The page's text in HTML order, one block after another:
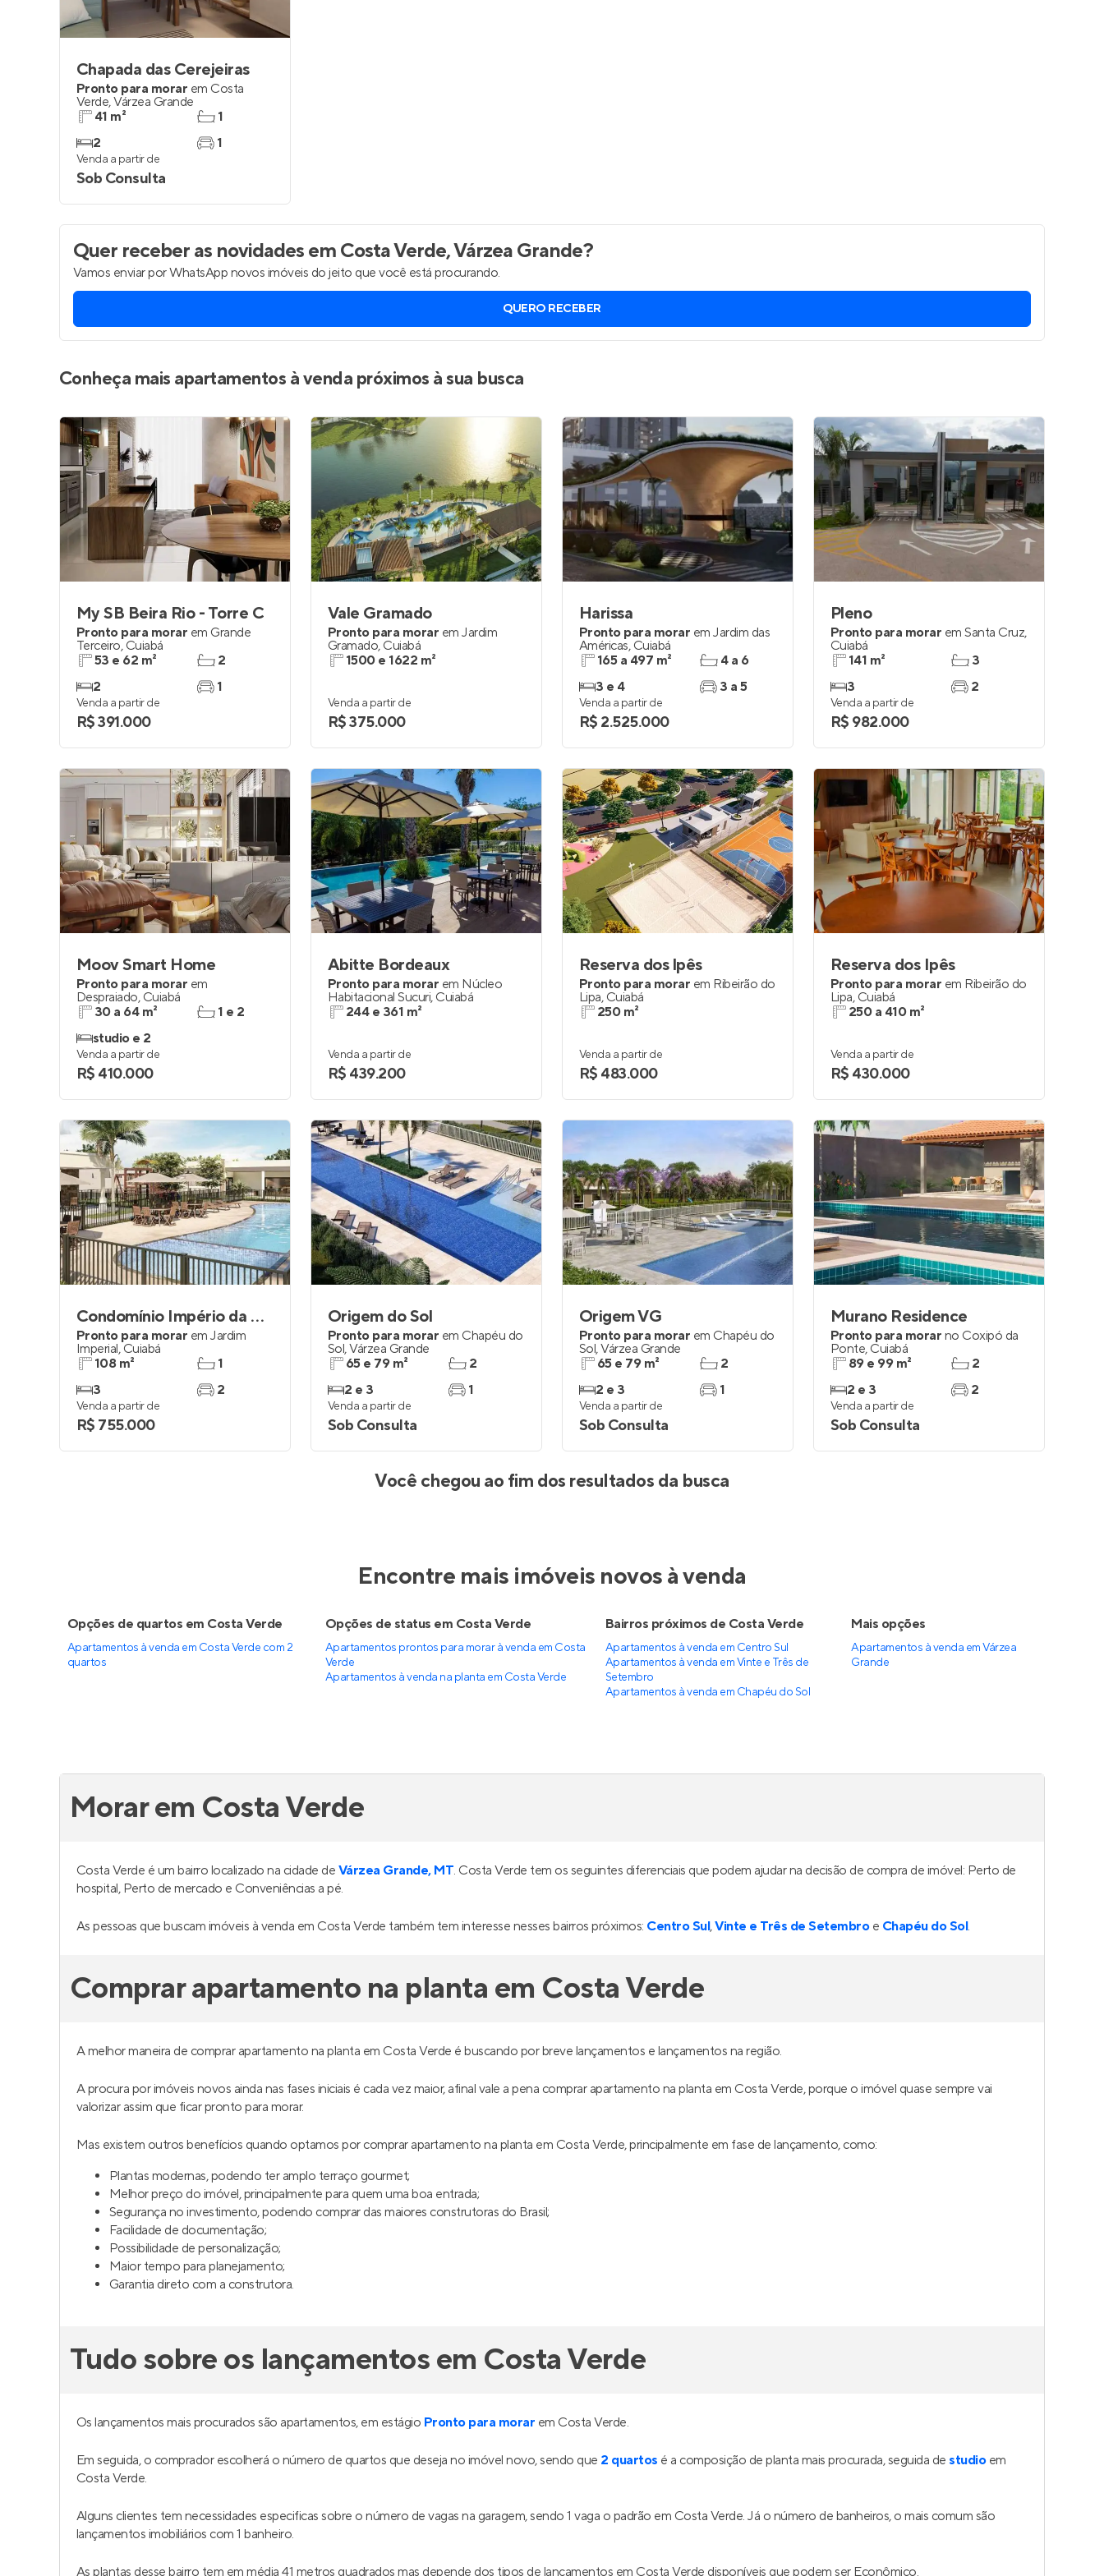
Chapada das Cerejeiras
Pronto para morar em Costa
Verde,Várzea Grande
41 m²
2
1
1
Venda a partir de
Sob Consulta
Quer receber as novidadesem Costa Verde, Várzea Grande?
Vamos enviar por WhatsApp novos imóveis do jeito que você está procurando.
QUERO RECEBER
Conheça mais apartamentos à venda próximos à sua busca
My SB Beira Rio - Torre C
Pronto para morar em Grande
Terceiro, Cuiabá
53 e 62 m²
2
2
1
Venda a partir de
R$ 391.000
Vale Gramado
Pronto para morar em Jardim
Gramado, Cuiabá
1500 e 1622 m²
Venda a partir de
R$ 375.000
Harissa
Pronto para morar em Jardim das
Américas, Cuiabá
165 a 497 m²
3 e 4
4 a 6
3 a 5
Venda a partir de
R$ 2.525.000
Pleno
Pronto para morar em Santa Cruz,
Cuiabá
141 m²
3
3
2
Venda a partir de
R$ 982.000
Moov Smart Home
Pronto para morar em
Despraiado, Cuiabá
30 a 64 m²
studio e 2
1 e 2
Venda a partir de
R$ 410.000
Abitte Bordeaux
Pronto para morar em Núcleo
Habitacional Sucuri, Cuiabá
244 e 361 m²
Venda a partir de
R$ 439.200
Reserva dos lpês
Pronto para morar em Ribeirão do
Lipa, Cuiabá
250 m²
Venda a partir de
R$ 483.000
Reserva dos Ipês
Pronto para morar em Ribeirão do
Lipa, Cuiabá
250 a 410 m²
Venda a partir de
R$ 430.000
Condomínio Império da Mata
Pronto para morar em Jardim
Imperial, Cuiabá
108 m²
3
1
2
Venda a partir de
R$ 755.000
Origem do Sol
Pronto para morar em Chapéu do
Sol,Várzea Grande
65 e 79 m²
2 e 3
2
1
Venda a partir de
Sob Consulta
Origem VG
Pronto para morar em Chapéu do
Sol,Várzea Grande
65 e 79 m²
2 e 3
2
1
Venda a partir de
Sob Consulta
Murano Residence
Pronto para morar no Coxipó da
Ponte, Cuiabá
89 e 99 m²
2 e 3
2
2
Venda a partir de
Sob Consulta
Você chegou ao fim dos resultados da busca
Encontre mais imóveis novos à venda
Opções de quartos em Costa Verde
Apartamentos à venda em Costa Verde com 2
quartos
Opções de status em Costa Verde
Apartamentos prontos para morar à venda em Costa
Verde
Apartamentos à venda na planta em Costa Verde
Bairros próximos de Costa Verde
Apartamentos à venda em Centro Sul
Apartamentos à venda em Vinte e Três de
Setembro
Apartamentos à venda em Chapéu do Sol
Mais opções
Apartamentos à venda emVárzea
Grande
Morar em Costa Verde
Costa Verde é um bairro localizado na cidade de Várzea Grande, MT. Costa Verde tem os seguintes diferenciais que podem ajudar na decisão de compra de imóvel: Perto de
hospital, Perto de mercado e Conveniências a pé.
As pessoas que buscam imóveis à venda em Costa Verde também tem interesse nesses bairros próximos: Centro Sul,Vinte e Três de Setembroe Chapéu do Sol.
Comprar apartamento na planta em Costa Verde
A melhor maneira de comprar apartamento na planta em Costa Verde é buscando por breve lançamentos e lançamentos na região.
A procura por imóveis novos ainda nas fases iniciais é cada vez maior, afinal vale a pena comprar apartamento na planta em Costa Verde, porque o imóvel quase sempre vai
valorizar assim que ficar pronto para morar.
Mas existem outros benefícios quando optamos por comprar apartamento na planta em Costa Verde, principalmente em fase de lançamento, como:
Plantas modernas, podendo ter amplo terraço gourmet;
Melhor preço do imóvel, principalmente para quem uma boa entrada;
Segurança no investimento, podendo comprar das maiores construtoras do Brasil;
Facilidade de documentação;
Possibilidade de personalização;
Maior tempo para planejamento;
Garantia direto com a construtora.
Tudo sobre os lançamentos em Costa Verde
Os lançamentos mais procurados são apartamentos, em estágio Pronto para morar em Costa Verde.
Em seguida, o comprador escolherá o número de quartos que deseja no imóvel novo, sendo que 2 quartos é a composição de planta mais procurada, seguida destudioem
Costa Verde.
Alguns clientes tem necessidades especificas sobre o número de vagas na garagem, sendo 1 vaga o padrão em Costa Verde. Já o número de banheiros, o mais comum são
lançamentos imobiliários com 1 banheiro.
As plantas desse bairro tem em média 41 metros quadrados mas depende dos tipos de lançamentos em Costa Verde disponíveis que podem ser Econômico.